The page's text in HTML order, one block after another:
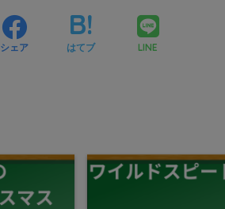
シェア はてブ LINE